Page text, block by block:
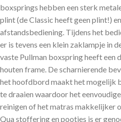
boxsprings hebben een sterk
plint (de Classic heeft geen plint!)
afstandsbediening. Tijdens het
er is tevens een klein zaklampje in
vaste Pullman boxspring heeft een
houten frame. De scharnierende
het hoofdbord maakt het mogelijk
te draaien waardoor het
reinigen of het matras makkelijker
Qua stoffering en pootjes is er